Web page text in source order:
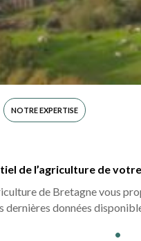
NOTRE EXPERTISE
de l’agriculture de
de Bretagne vous
dernières données
•